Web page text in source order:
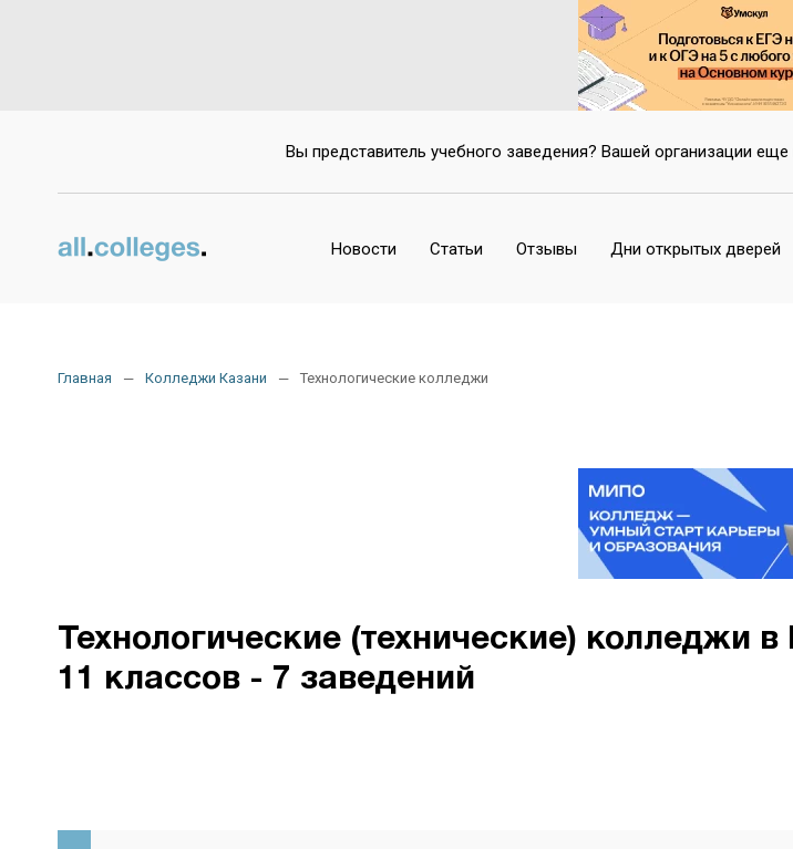
Вы представитель учебного заведения? Вашей организации
Новости Статьи Отзывы Дни открытых дверей
Главная Колледжи Казани Технологические колледжи
Технологические (технические) колледжи в
11 классов - 7 заведений